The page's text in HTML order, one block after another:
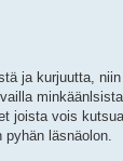
ja kurjuutta,
joista vois
läsnäolon.